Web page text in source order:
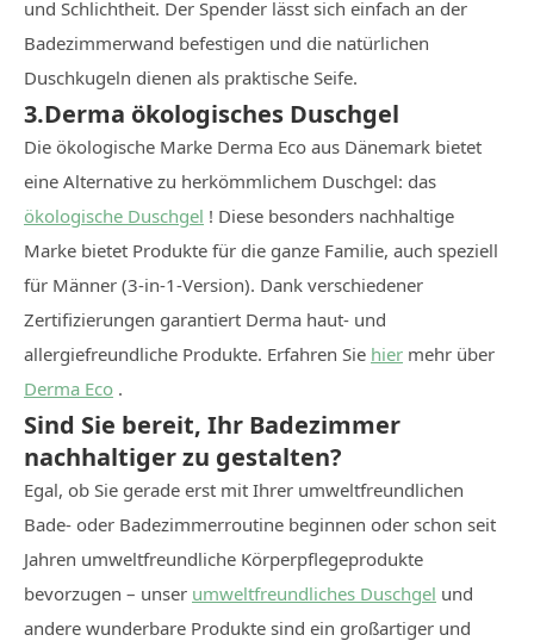
und Schlichtheit. Der Spender lässt sich einfach an der
Badezimmerwand befestigen und die natürlichen
Duschkugeln dienen als praktische Seife.
3.Derma ökologisches Duschgel
Die ökologische Marke Derma Eco aus Dänemark bietet
eine Alternative zu herkömmlichem Duschgel: das
ökologische Duschgel ! Diese besonders nachhaltige
Marke bietet Produkte für die ganze Familie, auch speziell
für Männer (3-in-1-Version). Dank verschiedener
Zertifizierungen garantiert Derma haut- und
allergiefreundliche Produkte. Erfahren Sie hier mehr über
Derma Eco .
Sind Sie bereit, Ihr Badezimmer
nachhaltiger zu gestalten?
Egal, ob Sie gerade erst mit Ihrer umweltfreundlichen
Bade- oder Badezimmerroutine beginnen oder schon seit
Jahren umweltfreundliche Körperpflegeprodukte
bevorzugen – unser umweltfreundliches Duschgel und
andere wunderbare Produkte sind ein großartiger und